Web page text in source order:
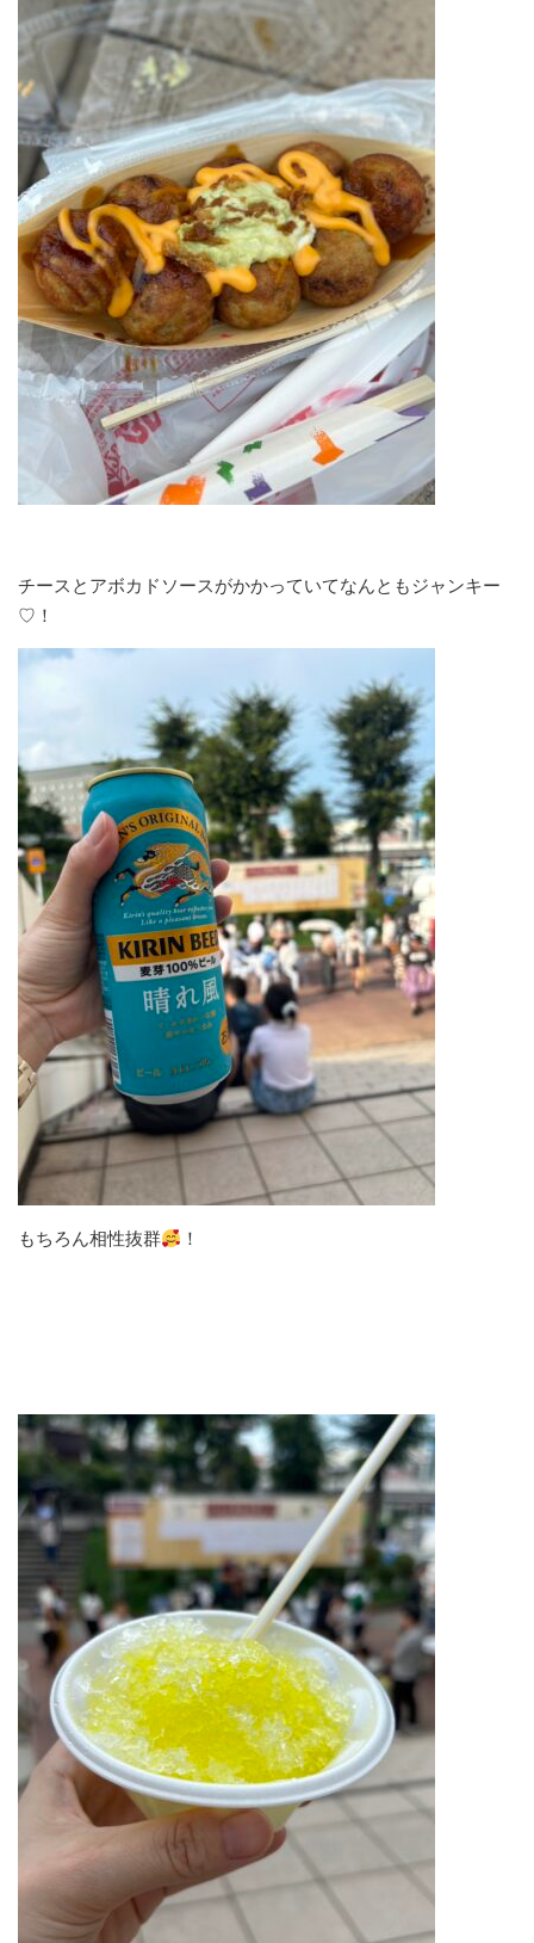
チースとアボカドソースがかかっていてなんともジャンキー
♡！
もちろん相性抜群 ！